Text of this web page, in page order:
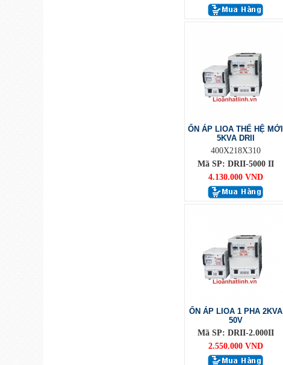
ỔN ÁP LIOA THẾ HỆ MỚI
5KVA DRII
400X218X310
Mã SP: DRII-5000 II
4.130.000 VND
ỔN ÁP LIOA 1 PHA 2KVA
50V
Mã SP: DRII-2.000II
2.550.000 VND